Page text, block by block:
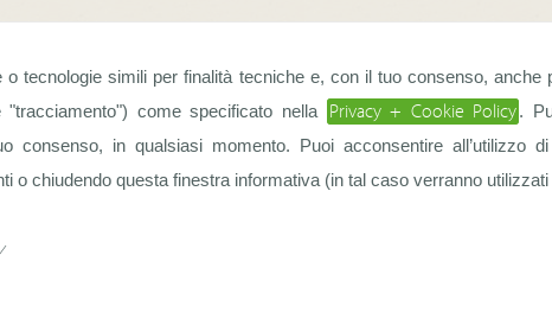
tecnologie simili per finalità tecniche e, con il tuo consenso, anche
"tracciamento") come specificato nella
Privacy + Cookie Policy.
consenso, in qualsiasi momento. Puoi acconsentire all’utilizzo
o chiudendo questa finestra informativa (in tal caso verranno
Pdf: